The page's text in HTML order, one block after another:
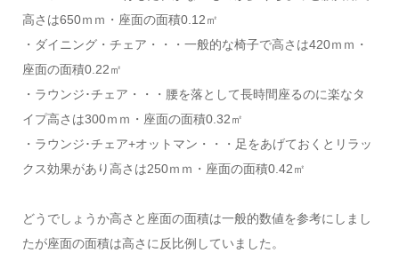
高さは650ｍｍ・座面の面積0.12㎡
・ダイニング・チェア・・・一般的な椅子で高さは420ｍｍ・
座面の面積0.22㎡
・ラウンジ･チェア・・・腰を落として長時間座るのに楽なタ
イプ高さは300ｍｍ・座面の面積0.32㎡
・ラウンジ･チェア+オットマン・・・足をあげておくとリラッ
クス効果があり高さは250ｍｍ・座面の面積0.42㎡
どうでしょうか高さと座面の面積は一般的数値を参考にしまし
たが座面の面積は高さに反比例していました。